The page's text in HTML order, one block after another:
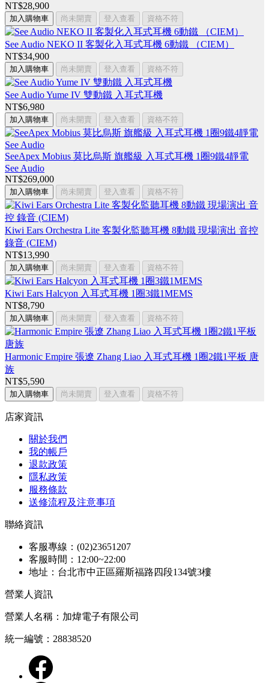
NT$28,900
加入購物車 尚未開賣 登入查看 資格不符
See Audio NEKO II 客製化入耳式耳機 6動鐵 （CIEM）
NT$34,900
加入購物車 尚未開賣 登入查看 資格不符
See Audio Yume IV 雙動鐵 入耳式耳機
NT$6,980
加入購物車 尚未開賣 登入查看 資格不符
SeeApex Mobius 莫比烏斯 旗艦級 入耳式耳機 1圈9鐵4靜電
See Audio
NT$269,000
加入購物車 尚未開賣 登入查看 資格不符
Kiwi Ears Orchestra Lite 客製化監聽耳機 8動鐵 現場演出 音控
錄音 (CIEM)
NT$13,990
加入購物車 尚未開賣 登入查看 資格不符
Kiwi Ears Halcyon 入耳式耳機 1圈3鐵1MEMS
NT$8,790
加入購物車 尚未開賣 登入查看 資格不符
Harmonic Empire 張遼 Zhang Liao 入耳式耳機 1圈2鐵1平板 唐
族
NT$5,590
加入購物車 尚未開賣 登入查看 資格不符
店家資訊
關於我們
我的帳戶
退款政策
隱私政策
服務條款
送修流程及注意事項
聯絡資訊
客服專線：(02)23651207
客服時間：12:00~22:00
地址：台北市中正區羅斯福路四段134號3樓
營業人資訊
營業人名稱：加煒電子有限公司
統一編號：28838520